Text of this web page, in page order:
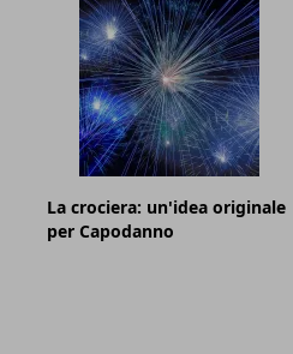
La crociera: un'idea originale
per Capodanno